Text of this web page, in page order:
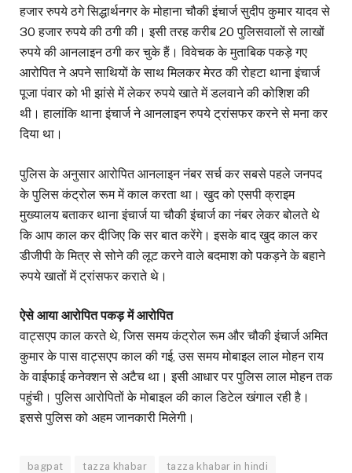
हजार रुपये ठगे सिद्धार्थनगर के मोहाना चौकी इंचार्ज सुदीप कुमार यादव से
30 हजार रुपये की ठगी की। इसी तरह करीब 20 पुलिसवालों से लाखों
रुपये की आनलाइन ठगी कर चुके हैं। विवेचक के मुताबिक पकड़े गए
आरोपित ने अपने साथियों के साथ मिलकर मेरठ की रोहटा थाना इंचार्ज
पूजा पंवार को भी झांसे में लेकर रुपये खाते में डलवाने की कोशिश की
थी। हालांकि थाना इंचार्ज ने आनलाइन रुपये ट्रांसफर करने से मना कर
दिया था।
पुलिस के अनुसार आरोपित आनलाइन नंबर सर्च कर सबसे पहले जनपद
के पुलिस कंट्रोल रूम में काल करता था। खुद को एसपी क्राइम
मुख्यालय बताकर थाना इंचार्ज या चौकी इंचार्ज का नंबर लेकर बोलते थे
कि आप काल कर दीजिए कि सर बात करेंगे। इसके बाद खुद काल कर
डीजीपी के मित्र से सोने की लूट करने वाले बदमाश को पकड़ने के बहाने
रुपये खातों में ट्रांसफर कराते थे।
ऐसे आया आरोपित पकड़ में आरोपित
वाट्सएप काल करते थे, जिस समय कंट्रोल रूम और चौकी इंचार्ज अमित
कुमार के पास वाट्सएप काल की गई, उस समय मोबाइल लाल मोहन राय
के वाईफाई कनेक्शन से अटैच था। इसी आधार पर पुलिस लाल मोहन तक
पहुंची। पुलिस आरोपितों के मोबाइल की काल डिटेल खंगाल रही है।
इससे पुलिस को अहम जानकारी मिलेगी।
bagpat tazza khabar tazza khabar in hindi